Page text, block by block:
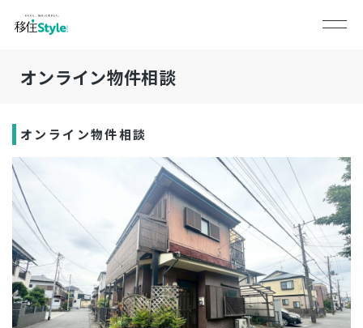
オンライン物件相談
オンライン物件相談